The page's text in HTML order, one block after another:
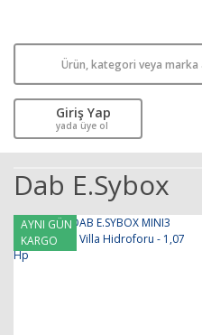
Giriş Yap
yada üye ol
Dab E.sybox
AYNI GÜN
KARGO